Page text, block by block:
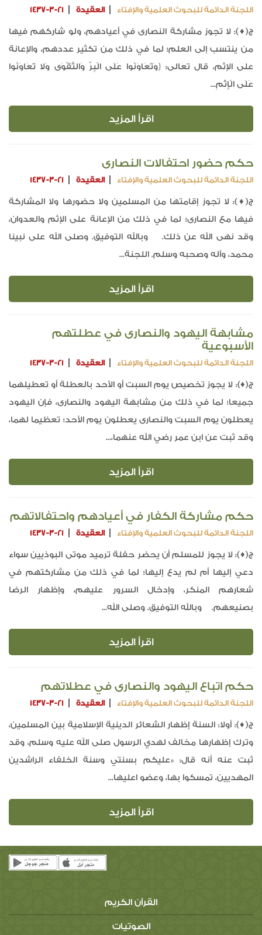
اللجنة الدائمة للبحوث العلمية والإفتاء العقيدة 1437-3-21
ج(♦): لا تجوز مشاركة النصارى في أعيادهم، ولو شاركهم فيها
من ينتسب إلى العلم؛ لما في ذلك من تكثير عددهم، والإعانة
على الإثم، قال تعالى: {وَتَعَاوَنُوا عَلَى الْبِرِّ وَالتَّقْوَى وَلا تَعَاوَنُوا
عَلَى الْإِثْمِ...
اقرأ المزيد
حكم حضور احتفالات النصارى
اللجنة الدائمة للبحوث العلمية والإفتاء العقيدة 1437-3-21
ج(♦): لا تجوز إقامتها من المسلمين ولا حضورها ولا المشاركة
فيها مع النصارى؛ لما في ذلك من الإعانة على الإثم والعدوان،
وقد نهى الله عن ذلك. وبالله التوفيق. وصلى الله على نبينا
محمد، وآله وصحبه وسلم. اللجنة...
اقرأ المزيد
مشابهة اليهود والنصارى في عطلتهم
الأسبوعية
اللجنة الدائمة للبحوث العلمية والإفتاء العقيدة 1437-3-21
ج(♦): لا يجوز تخصيص يوم السبت أو الأحد بالعطلة أو تعطيلهما
جميعا؛ لما في ذلك من مشابهة اليهود والنصارى، فإن اليهود
يعطلون يوم السبت والنصارى يعطلون يوم الأحد؛ تعظيما لهما،
وقد ثبت عن ابن عمر رضي الله عنهما،...
اقرأ المزيد
حكم مشاركة الكفار في أعيادهم واحتفالاتهم
اللجنة الدائمة للبحوث العلمية والإفتاء العقيدة 1437-3-21
ج(♦): لا يجوز للمسلم أن يحضر حفلة ترميد موتى البوذيين سواء
دعي إليها أم لم يدع إليها؛ لما في ذلك من مشاركتهم في
شعارهم المنكر، وإدخال السرور عليهم، وإظهار الرضا
بصنيعهم. وبالله التوفيق. وصلى الله...
اقرأ المزيد
حكم اتباع اليهود والنصارى في عطلاتهم
اللجنة الدائمة للبحوث العلمية والإفتاء العقيدة 1437-3-21
ج(♦): أولا: السنة إظهار الشعائر الدينية الإسلامية بين المسلمين،
وترك إظهارها مخالف لهدي الرسول صلى الله عليه وسلم، وقد
ثبت عنه أنه قال: «عليكم بسنتي وسنة الخلفاء الراشدين
المهديين، تمسكوا بها، وعضو اعليها...
اقرأ المزيد
القرآن الكريم
الصوتيات